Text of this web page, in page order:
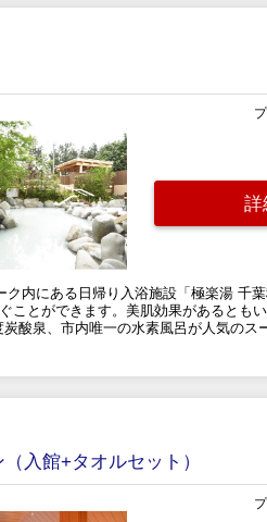
詳
内にある日帰り入浴施設「極楽湯 千
とができます。美肌効果があるとも
酸泉、市内唯一の水素風呂が人気のス
入館+タオルセット）